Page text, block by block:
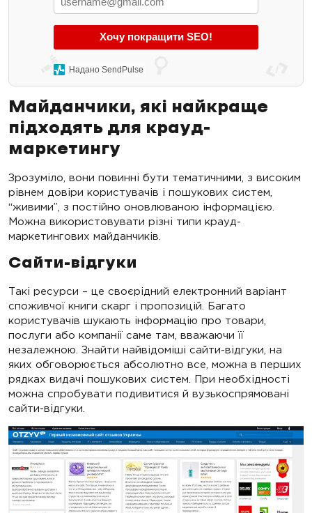
Хочу покращити SEO!
Надано SendPulse
Майданчики, які найкраще
підходять для крауд-
маркетингу
Зрозуміло, вони повинні бути тематичними, з високим
рівнем довіри користувачів і пошукових систем,
“живими”, з постійно оновлюваною інформацією.
Можна використовувати різні типи крауд-
маркетингових майданчиків.
Сайти-відгуки
Такі ресурси – це своєрідний електронний варіант
споживчої книги скарг і пропозицій. Багато
користувачів шукають інформацію про товари,
послуги або компанії саме там, вважаючи її
незалежною. Знайти найвідоміші сайти-відгуки, на
яких обговорюється абсолютно все, можна в перших
рядках видачі пошукових систем. При необхідності
можна спробувати подивитися й вузькоспрямовані
сайти-відгуки.